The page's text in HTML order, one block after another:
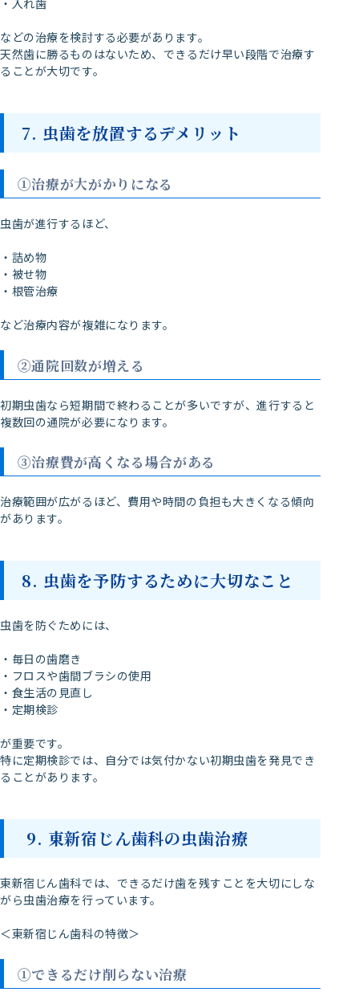
・入れ歯
などの治療を検討する必要があります。
天然歯に勝るものはないため、できるだけ早い段階で治療す
ることが大切です。
7. 虫歯を放置するデメリット
①治療が大がかりになる
虫歯が進行するほど、
・詰め物
・被せ物
・根管治療
など治療内容が複雑になります。
②通院回数が増える
初期虫歯なら短期間で終わることが多いですが、進行すると
複数回の通院が必要になります。
③治療費が高くなる場合がある
治療範囲が広がるほど、費用や時間の負担も大きくなる傾向
があります。
8. 虫歯を予防するために大切なこと
虫歯を防ぐためには、
・毎日の歯磨き
・フロスや歯間ブラシの使用
・食生活の見直し
・定期検診
が重要です。
特に定期検診では、自分では気付かない初期虫歯を発見でき
ることがあります。
9. 東新宿じん歯科の虫歯治療
東新宿じん歯科では、できるだけ歯を残すことを大切にしな
がら虫歯治療を行っています。
＜東新宿じん歯科の特徴＞
①できるだけ削らない治療